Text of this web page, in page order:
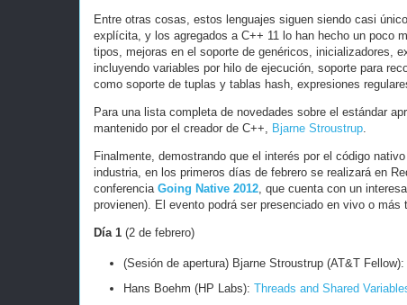
Entre otras cosas, estos lenguajes siguen siendo casi
explícita, y los agregados a C++ 11 lo han hecho un poco
tipos, mejoras en el soporte de genéricos, inicializadores,
incluyendo variables por hilo de ejecución, soporte para
como soporte de tuplas y tablas hash, expresiones
Para una lista completa de novedades sobre el estándar
mantenido por el creador de C++, Bjarne Stroustrup.
Finalmente, demostrando que el interés por el código
industria, en los primeros días de febrero se realizará en
conferencia Going Native 2012, que cuenta con un
provienen). El evento podrá ser presenciado en vivo o
Día 1 (2 de febrero)
(Sesión de apertura) Bjarne Stroustrup (AT&T Fellow):
Hans Boehm (HP Labs): Threads and Shared